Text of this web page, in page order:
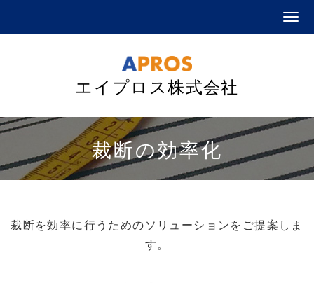
エイプロス株式会社
裁断の効率化
裁断を効率に行うためのソリューションをご提案しま
す。